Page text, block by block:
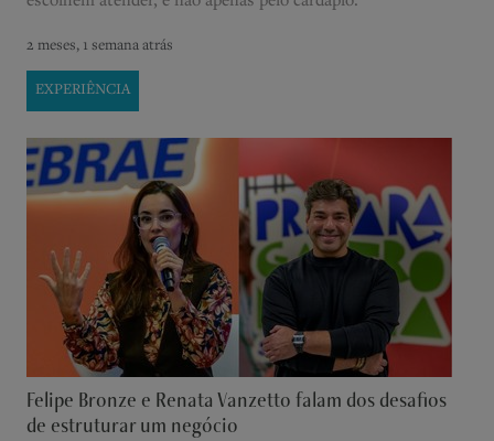
2 meses, 1 semana atrás
EXPERIÊNCIA
Felipe Bronze e Renata Vanzetto falam dos desafios
de estruturar um negócio